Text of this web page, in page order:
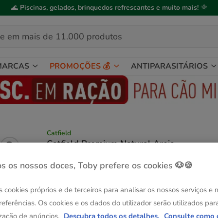
🌊 Piscinas, gelados, brinquedos refrescantes e muito mais! 🌞
PROMOÇÕES 💰 ANTIPARASITÁRIOS
Catfield
Catfield Premium Natural Areia
(5)1 avaliações Ver descrição
Formato:7 L
7 L
Entrega Grátis
os nossos doces, Toby prefere os cookies 🐶🍪
cookies próprios e de terceiros para analisar os nossos serviços e
Os cookies e os dados do utilizador serão utilizados